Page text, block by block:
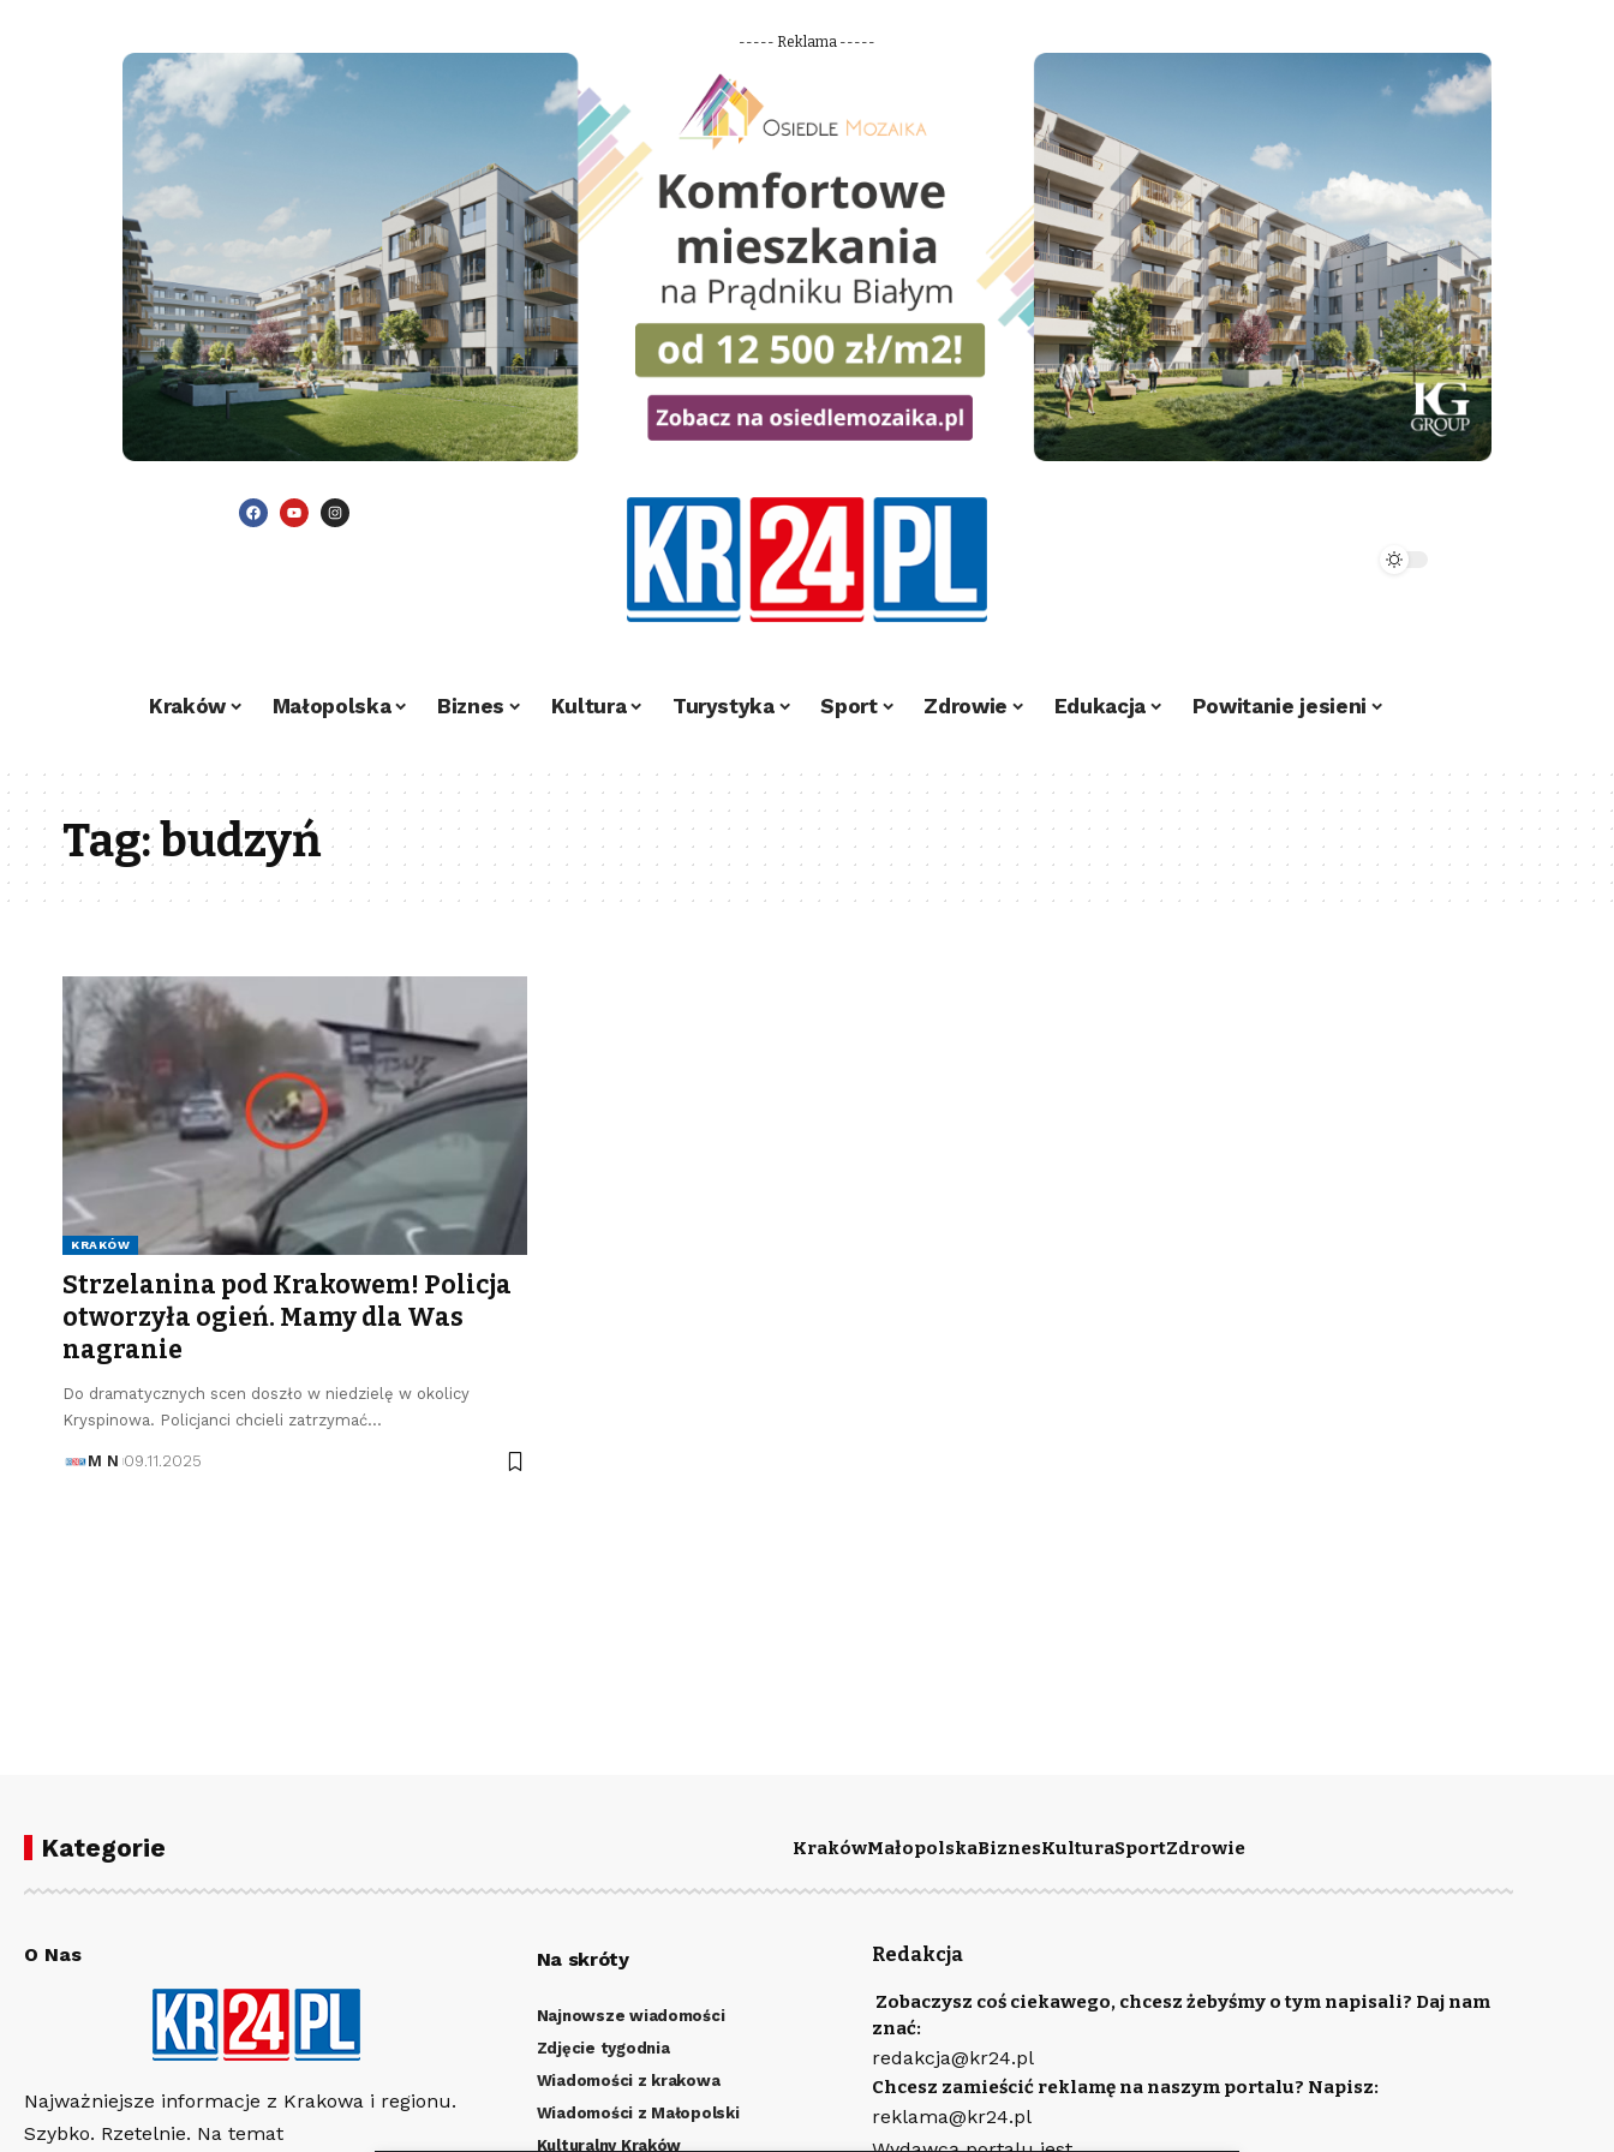
----- Reklama -----
Kraków Małopolska Biznes Kultura Turystyka Sport Zdrowie Edukacja Powitanie jesieni
Tag:budzyń
KRAKÓW
Strzelanina pod Krakowem! Policja
otworzyła ogień. Mamy dla Was
nagranie
Do dramatycznych scen doszło w niedzielę w okolicy
Kryspinowa. Policjanci chcieli zatrzymać…
M N 09.11.2025
Kategorie KrakówMałopolskaBiznesKulturaSportZdrowie
O Nas
Najważniejsze informacje z Krakowa i regionu.
Szybko. Rzetelnie. Na temat
Na skróty
Najnowsze wiadomości
Zdjęcie tygodnia
Wiadomości z krakowa
Wiadomości z Małopolski
Kulturalny Kraków
Redakcja
Zobaczysz coś ciekawego, chcesz żebyśmy o tym napisali? Daj nam
znać:
redakcja@kr24.pl
Chcesz zamieścić reklamę na naszym portalu? Napisz:
reklama@kr24.pl